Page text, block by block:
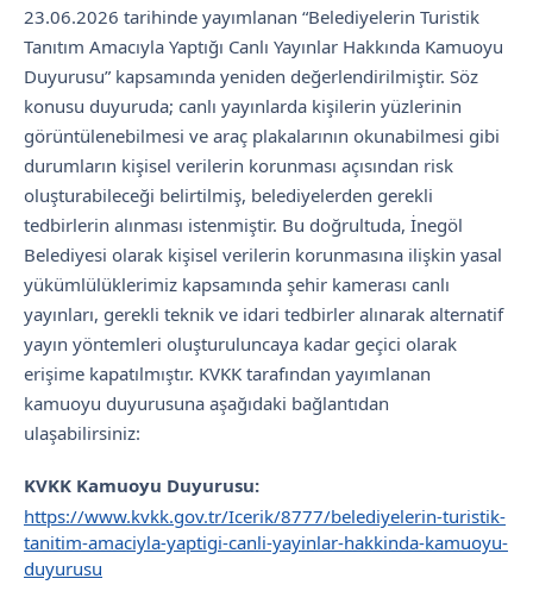
23.06.2026 tarihinde yayımlanan “Belediyelerin Turistik
Tanıtım Amacıyla Yaptığı Canlı Yayınlar Hakkında Kamuoyu
Duyurusu” kapsamında yeniden değerlendirilmiştir. Söz
konusu duyuruda; canlı yayınlarda kişilerin yüzlerinin
görüntülenebilmesi ve araç plakalarının okunabilmesi gibi
durumların kişisel verilerin korunması açısından risk
oluşturabileceği belirtilmiş, belediyelerden gerekli
tedbirlerin alınması istenmiştir. Bu doğrultuda, İnegöl
Belediyesi olarak kişisel verilerin korunmasına ilişkin yasal
yükümlülüklerimiz kapsamında şehir kamerası canlı
yayınları, gerekli teknik ve idari tedbirler alınarak alternatif
yayın yöntemleri oluşturuluncaya kadar geçici olarak
erişime kapatılmıştır. KVKK tarafından yayımlanan
kamuoyu duyurusuna aşağıdaki bağlantıdan
ulaşabilirsiniz:
KVKK Kamuoyu Duyurusu:
https://www.kvkk.gov.tr/Icerik/8777/belediyelerin-turistik-
tanitim-amaciyla-yaptigi-canli-yayinlar-hakkinda-kamuoyu-
duyurusu